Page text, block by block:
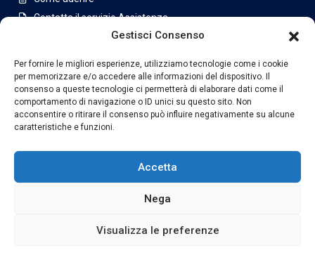
Gestisci Consenso
Per fornire le migliori esperienze, utilizziamo tecnologie come i cookie
per memorizzare e/o accedere alle informazioni del dispositivo. Il
consenso a queste tecnologie ci permetterà di elaborare dati come il
comportamento di navigazione o ID unici su questo sito. Non
acconsentire o ritirare il consenso può influire negativamente su alcune
caratteristiche e funzioni.
Accetta
Nega
Visualizza le preferenze
Contatta il servizio Assistenza
Appartamenti a San Jose
Latest Listing
Casa di lusso in condominio a
Jabon...
€630,000
Villa con piscina e ampio terreno i...
€1,175,000
Copyright London Estate SIX LTDA. All Rights Reserved.